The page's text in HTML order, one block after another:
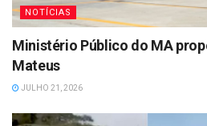
NOTÍCIAS
Ministério Público do MA
Mateus
JULHO 21, 2026